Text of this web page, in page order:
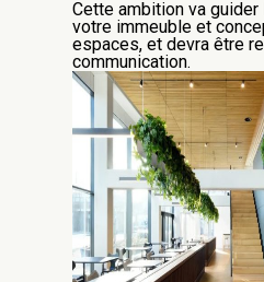
Cette ambition va guider
votre immeuble et
espaces, et devra être
communication.